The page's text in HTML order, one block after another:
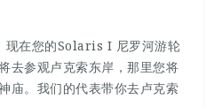
现在您的Solaris I 尼罗河游轮
去参观卢克索东岸，那里您将
庙。我们的代表带你去卢克索